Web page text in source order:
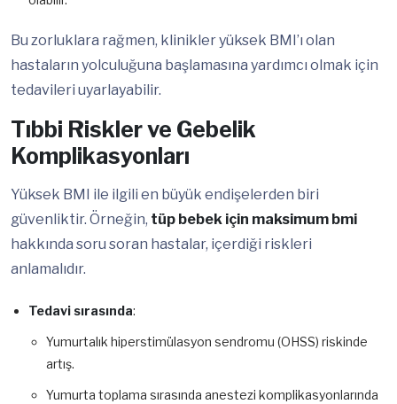
Bu zorluklara rağmen, klinikler yüksek BMI’ı olan
hastaların yolculuğuna başlamasına yardımcı olmak için
tedavileri uyarlayabilir.
Tıbbi Riskler ve Gebelik
Komplikasyonları
Yüksek BMI ile ilgili en büyük endişelerden biri
güvenliktir. Örneğin, tüp bebek için maksimum bmi
hakkında soru soran hastalar, içerdiği riskleri
anlamalıdır.
Tedavi sırasında:
Yumurtalık hiperstimülasyon sendromu (OHSS) riskinde
artış.
Yumurta toplama sırasında anestezi komplikasyonlarında